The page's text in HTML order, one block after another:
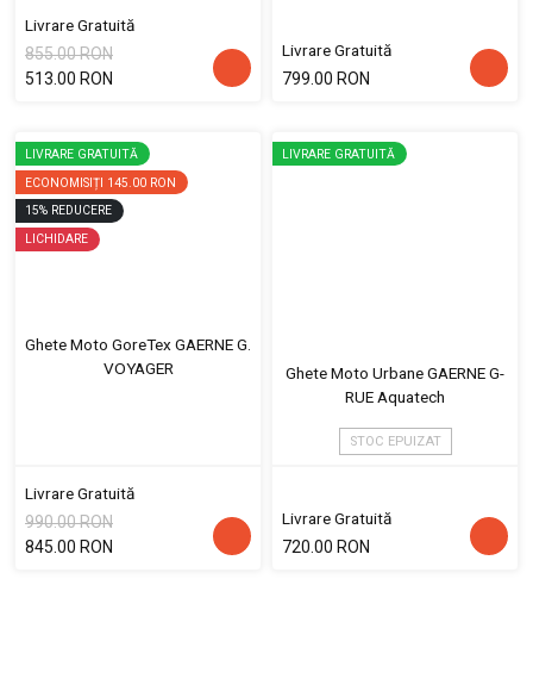
Livrare Gratuită
855.00 RON
513.00 RON
Livrare Gratuită
799.00 RON
LIVRARE GRATUITĂ
ECONOMISIȚI 145.00 RON
15% REDUCERE
LICHIDARE
Ghete Moto GoreTex GAERNE G.
VOYAGER
Livrare Gratuită
990.00 RON
845.00 RON
LIVRARE GRATUITĂ
Ghete Moto Urbane GAERNE G-
RUE Aquatech
STOC EPUIZAT
Livrare Gratuită
720.00 RON